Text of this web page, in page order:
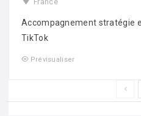
France
Accompagnement stratégie
TikTok
Prévisualiser